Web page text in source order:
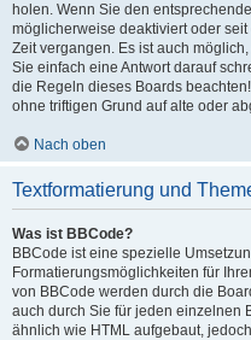
holen. Wenn Sie den
möglicherweise deaktiviert oder
Zeit vergangen. Es ist auch
Sie einfach eine Antwort darauf
die Regeln dieses Boards
ohne triftigen Grund auf alte oder
Nach oben
Textformatierung und
Was ist BBCode?
BBCode ist eine spezielle
Formatierungsmöglichkeiten für
von BBCode werden durch die
auch durch Sie für jeden einzelnen
ähnlich wie HTML aufgebaut,